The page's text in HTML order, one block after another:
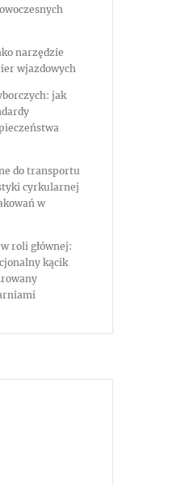
narzędzie
wjazdowych
jak
do transportu
cyrkularnej
w
roli głównej:
kącik